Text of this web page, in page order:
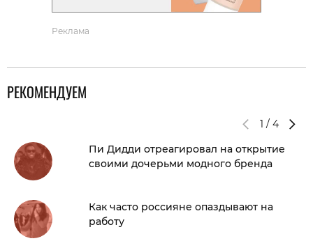
Реклама
РЕКОМЕНДУЕМ
1 / 4
Пи Дидди отреагировал на открытие
своими дочерьми модного бренда
Как часто россияне опаздывают на
работу